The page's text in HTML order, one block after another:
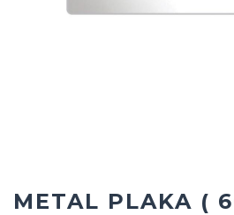
METAL PLAKA (